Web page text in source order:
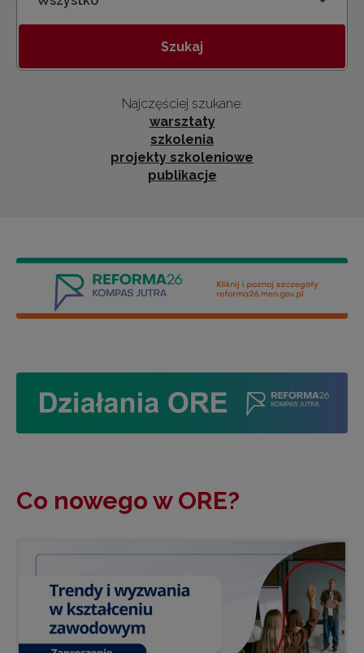
Kategoria
Szukaj
Najczęściej szukane:
warsztaty
szkolenia
projekty szkoleniowe
publikacje
Co nowego w ORE?